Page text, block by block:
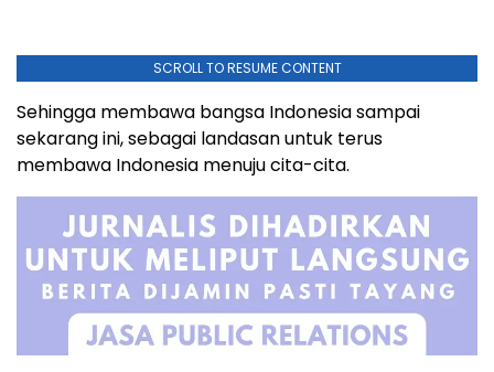
SCROLL TO RESUME CONTENT
Sehingga membawa bangsa Indonesia sampai
sekarang ini, sebagai landasan untuk terus
membawa Indonesia menuju cita-cita.